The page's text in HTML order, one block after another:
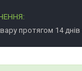
протягом 14 днів